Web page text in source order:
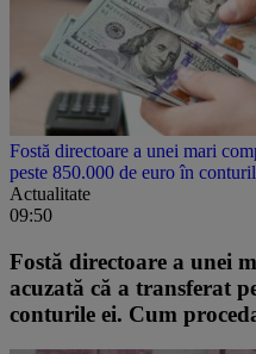
Fostă directoare a unei mari
peste 850.000 de euro în
Actualitate
09:50
Fostă directoare a unei
acuzată că a transferat
conturile ei. Cum